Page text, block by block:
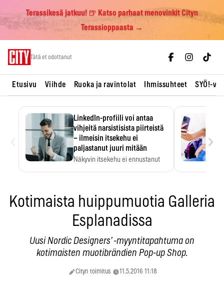
Terassikesä jatkuu! 🍺 Katso parhaat menovinkit Cityn
Terassioppaasta →
Tätä et odottanut
Etusivu Viihde Ruoka ja ravintolat Ihmissuhteet SYÖ!-
LinkedIn-profiili voi antaa
vihjeitä narsistisista piirteistä
– ilmeisin itsekehu ei
paljastanut juuri mitään
Näkyvin itsekehu ei ennustanut
›
Kotimaista huippumuotia Galleria
Esplanadissa
Uusi Nordic Designers’ -myyntitapahtuma on
kotimaisten muotibrändien Pop-up Shop.
Cityn toimitus 11.5.2016 11:18